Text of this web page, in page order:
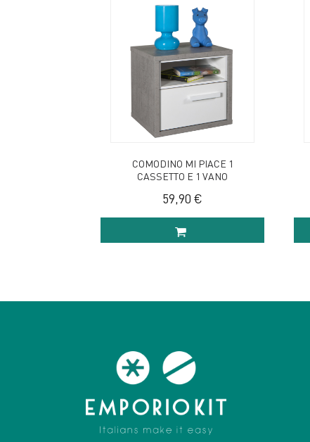
COMODINO MI PIACE 1
CASSETTO E 1 VANO
59,90 €